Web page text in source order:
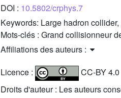
DOI : 10.5802/crphys.7
Keywords: Large hadron collider,
Mots-clés : Grand collisionneur
Affiliations des auteurs :
Licence :
CC-BY 4.0
Droits d'auteur : Les auteurs